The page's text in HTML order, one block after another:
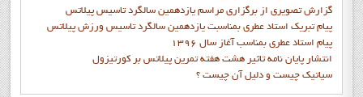
گزارش تصويري از برگزاري مراسم يازدهمين سالگرد تاسيس پيلاتس
پيام تبريک استاد عطري بمناسبت يازدهمين سالگرد تاسيس ورزش پيلاتس
پيام استاد عطري بمناسب آغاز سال 1396
انتشار پايان نامه تاثیر هشت هفته تمرین پیلاتس بر کورتیزول
سیاتیک چیست و دلیل آن چیست ؟